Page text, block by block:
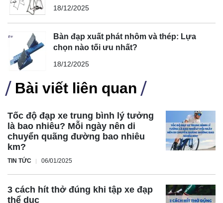
18/12/2025
Bàn đạp xuất phát nhôm và thép: Lựa
chọn nào tối ưu nhất?
18/12/2025
Bài viết liên quan
Tốc độ đạp xe trung bình lý tưởng
là bao nhiêu? Mỗi ngày nên di
chuyển quãng đường bao nhiêu
km?
TIN TỨC 06/01/2025
3 cách hít thở đúng khi tập xe đạp
thể dục